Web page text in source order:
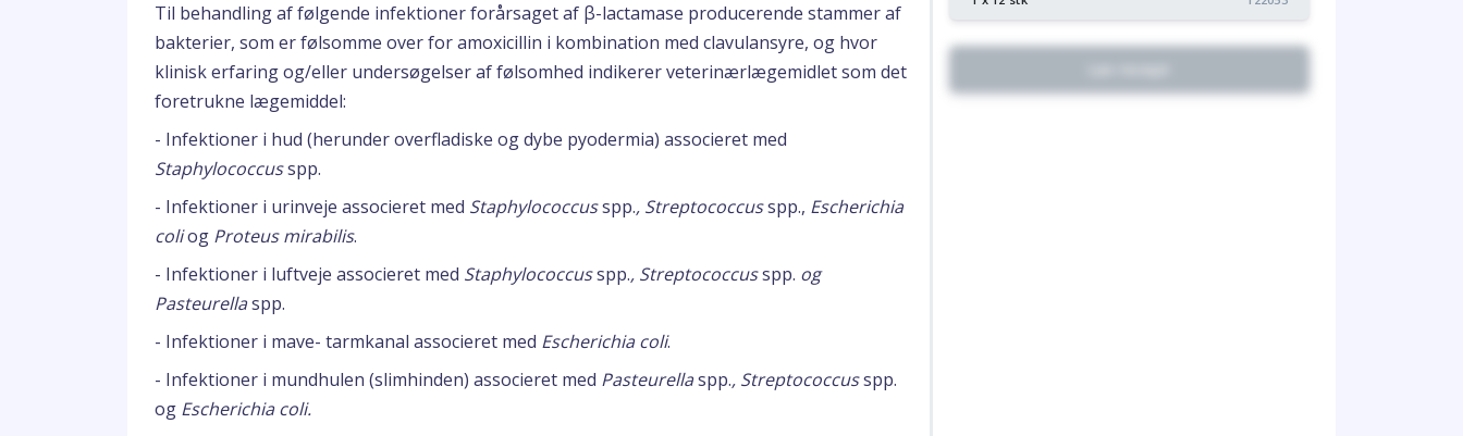
Til behandling af følgende infektioner forårsaget af β-lactamase producerende stammer af
bakterier, som er følsomme over for amoxicillin i kombination med clavulansyre, og hvor
klinisk erfaring og/eller undersøgelser af følsomhed indikerer veterinærlægemidlet som det
foretrukne lægemiddel:
- Infektioner i hud (herunder overfladiske og dybe pyodermia) associeret med
Staphylococcusspp.
- Infektioner i urinveje associeret med Staphylococcusspp., Streptococcusspp., Escherichia
coliog Proteus mirabilis.
- Infektioner i luftveje associeret med Staphylococcusspp., Streptococcusspp. og
Pasteurellaspp.
- Infektioner i mave- tarmkanal associeret med Escherichia coli.
- Infektioner i mundhulen (slimhinden) associeret med Pasteurellaspp., Streptococcusspp.
og Escherichia coli.